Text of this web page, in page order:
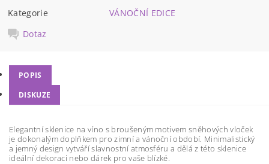
Kategorie
VÁNOČNÍ EDICE
Dotaz
POPIS
DISKUZE
Elegantní sklenice na víno s broušeným motivem sněhových vloček
je dokonalým doplňkem pro zimní a vánoční období. Minimalistický
a jemný design vytváří slavnostní atmosféru a dělá z této sklenice
ideální dekoraci nebo dárek pro vaše blízké.